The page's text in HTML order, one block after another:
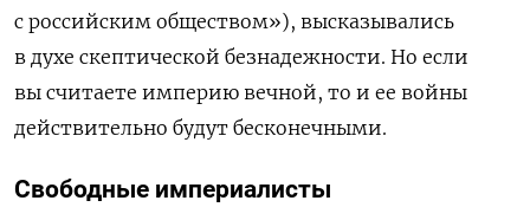
с российским обществом»), высказывались
в духе скептической безнадежности. Но если
вы считаете империю вечной, то и ее войны
действительно будут бесконечными.
Свободные империалисты